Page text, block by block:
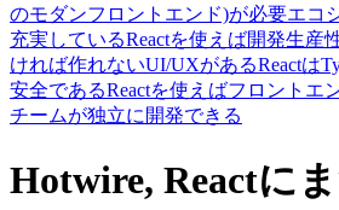
のモダンフロントエンド)が必要エコ
充実しているReactを使えば開発生産
ければ作れないUI/UXがあるReactは
安全であるReactを使えばフロントエ
チームが独立に開発できる
Hotwire, Reactに